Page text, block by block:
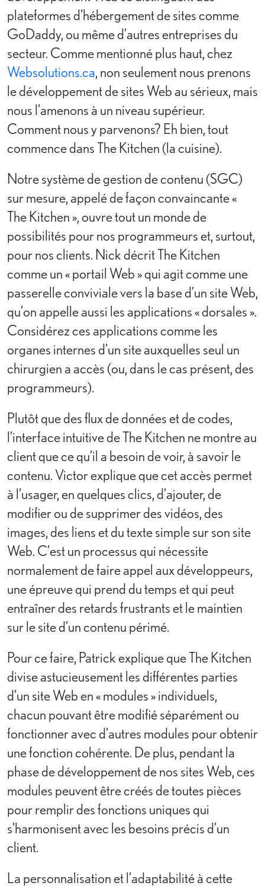
plateformes d’hébergement de sites comme
GoDaddy, ou même d’autres entreprises du
secteur. Comme mentionné plus haut, chez
Websolutions.ca, non seulement nous prenons
le développement de sites Web au sérieux, mais
nous l’amenons à un niveau supérieur.
Comment nous y parvenons? Eh bien, tout
commence dans The Kitchen (la cuisine).
Notre système de gestion de contenu (SGC)
sur mesure, appelé de façon convaincante «
The Kitchen », ouvre tout un monde de
possibilités pour nos programmeurs et, surtout,
pour nos clients. Nick décrit The Kitchen
comme un « portail Web » qui agit comme une
passerelle conviviale vers la base d’un site Web,
qu’on appelle aussi les applications « dorsales ».
Considérez ces applications comme les
organes internes d’un site auxquelles seul un
chirurgien a accès (ou, dans le cas présent, des
programmeurs).
Plutôt que des flux de données et de codes,
l’interface intuitive de The Kitchen ne montre au
client que ce qu’il a besoin de voir, à savoir le
contenu. Victor explique que cet accès permet
à l’usager, en quelques clics, d’ajouter, de
modifier ou de supprimer des vidéos, des
images, des liens et du texte simple sur son site
Web. C’est un processus qui nécessite
normalement de faire appel aux développeurs,
une épreuve qui prend du temps et qui peut
entraîner des retards frustrants et le maintien
sur le site d’un contenu périmé.
Pour ce faire, Patrick explique que The Kitchen
divise astucieusement les différentes parties
d’un site Web en « modules » individuels,
chacun pouvant être modifié séparément ou
fonctionner avec d’autres modules pour obtenir
une fonction cohérente. De plus, pendant la
phase de développement de nos sites Web, ces
modules peuvent être créés de toutes pièces
pour remplir des fonctions uniques qui
s’harmonisent avec les besoins précis d’un
client.
La personnalisation et l’adaptabilité à cette